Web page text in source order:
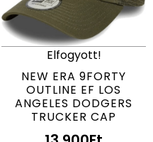
Elfogyott!
NEW ERA 9FORTY
OUTLINE EF LOS
ANGELES DODGERS
TRUCKER CAP